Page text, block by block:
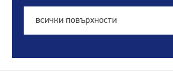
всички повърхности